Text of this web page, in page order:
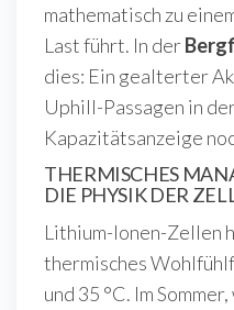
mathematisch zu
Last führt. In der
dies: Ein gealterter
Uphill-Passagen in
Kapazitätsanzeige
THERMISCHES
DIE PHYSIK DER
Lithium-Ionen-Zellen
thermisches
und 35 °C. Im